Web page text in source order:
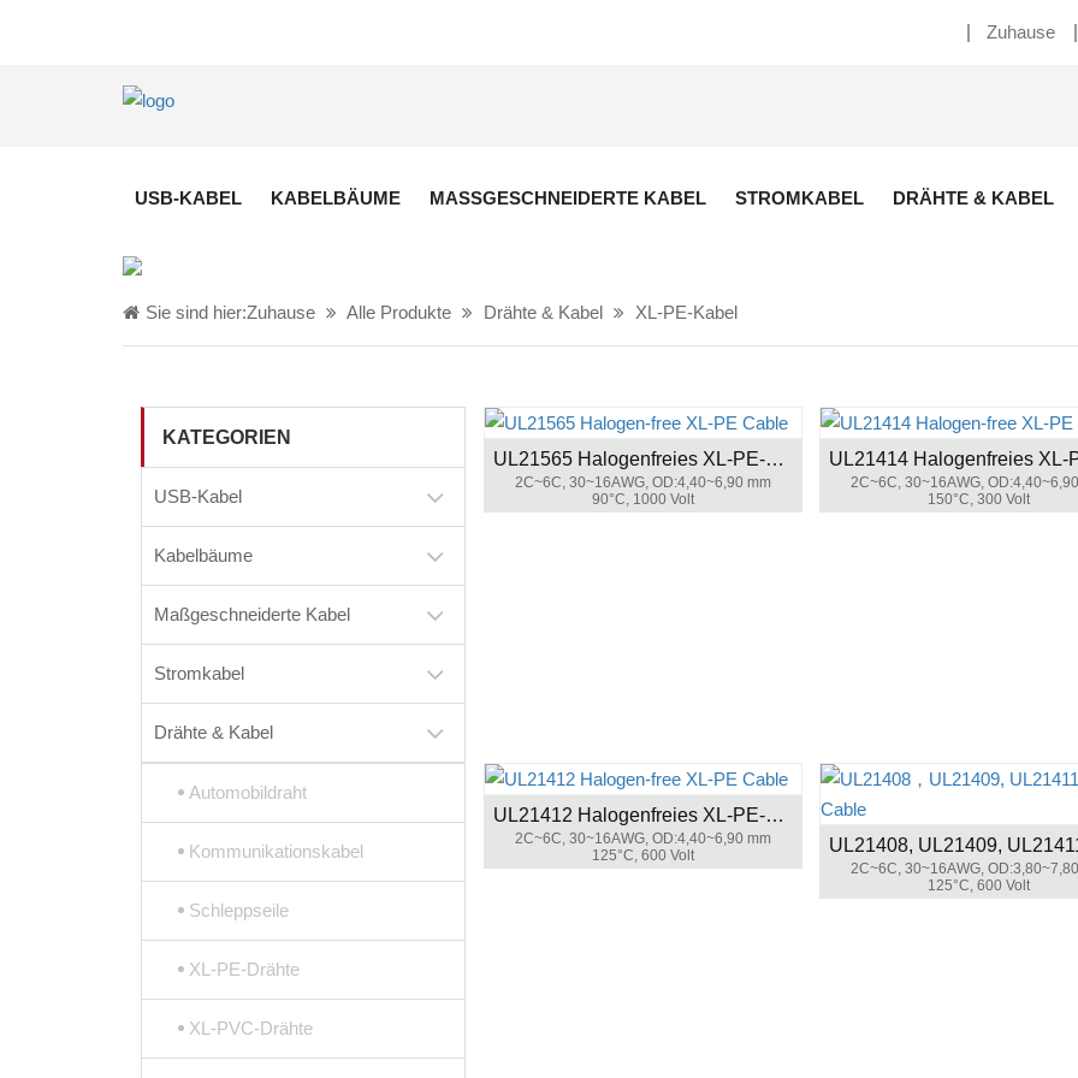
Zuhause
USB-KABEL KABELBÄUME MASSGESCHNEIDERTE KABEL STROMKABEL DRÄHTE & KABEL
Sie sind hier:Zuhause Alle Produkte Drähte & Kabel XL-PE-Kabel
UL21565 Halogenfreies XL-PE-Kabel
2C~6C, 30~16AWG, OD:4,40~6,90 mm
90°C, 1000 Volt
2C~6C, 30~16AWG,
150°C, 300 Volt
UL21412 Halogenfreies XL-PE-Kabel
2C~6C, 30~16AWG, OD:4,40~6,90 mm
125°C, 600 Volt
2C~6C, 30~16AWG,
125°C, 600 Volt
KATEGORIEN
USB-Kabel
Kabelbäume
Maßgeschneiderte Kabel
Stromkabel
Drähte & Kabel
Automobildraht
Kommunikationskabel
Schleppseile
XL-PE-Drähte
XL-PVC-Drähte